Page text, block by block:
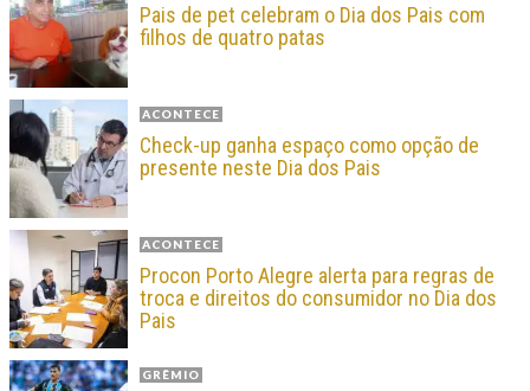
Pais de pet celebram o Dia dos Pais com
filhos de quatro patas
ACONTECE
Check-up ganha espaço como opção de
presente neste Dia dos Pais
ACONTECE
Procon Porto Alegre alerta para regras de
troca e direitos do consumidor no Dia dos
Pais
GRÊMIO